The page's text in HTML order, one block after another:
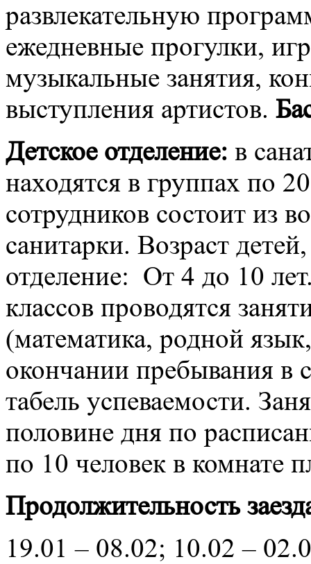
развлекательную
ежедневные прогулки,
музыкальные занятия,
выступления артистов.
Детское отделение: в
находятся в группах по
сотрудников состоит из
санитарки. Возраст
отделение: От 4 до 10
классов проводятся
(математика, родной
окончании пребывания в
табель успеваемости.
половине дня по
по 10 человек в комнате
Продолжительность
19.01 – 08.02; 10.02 –